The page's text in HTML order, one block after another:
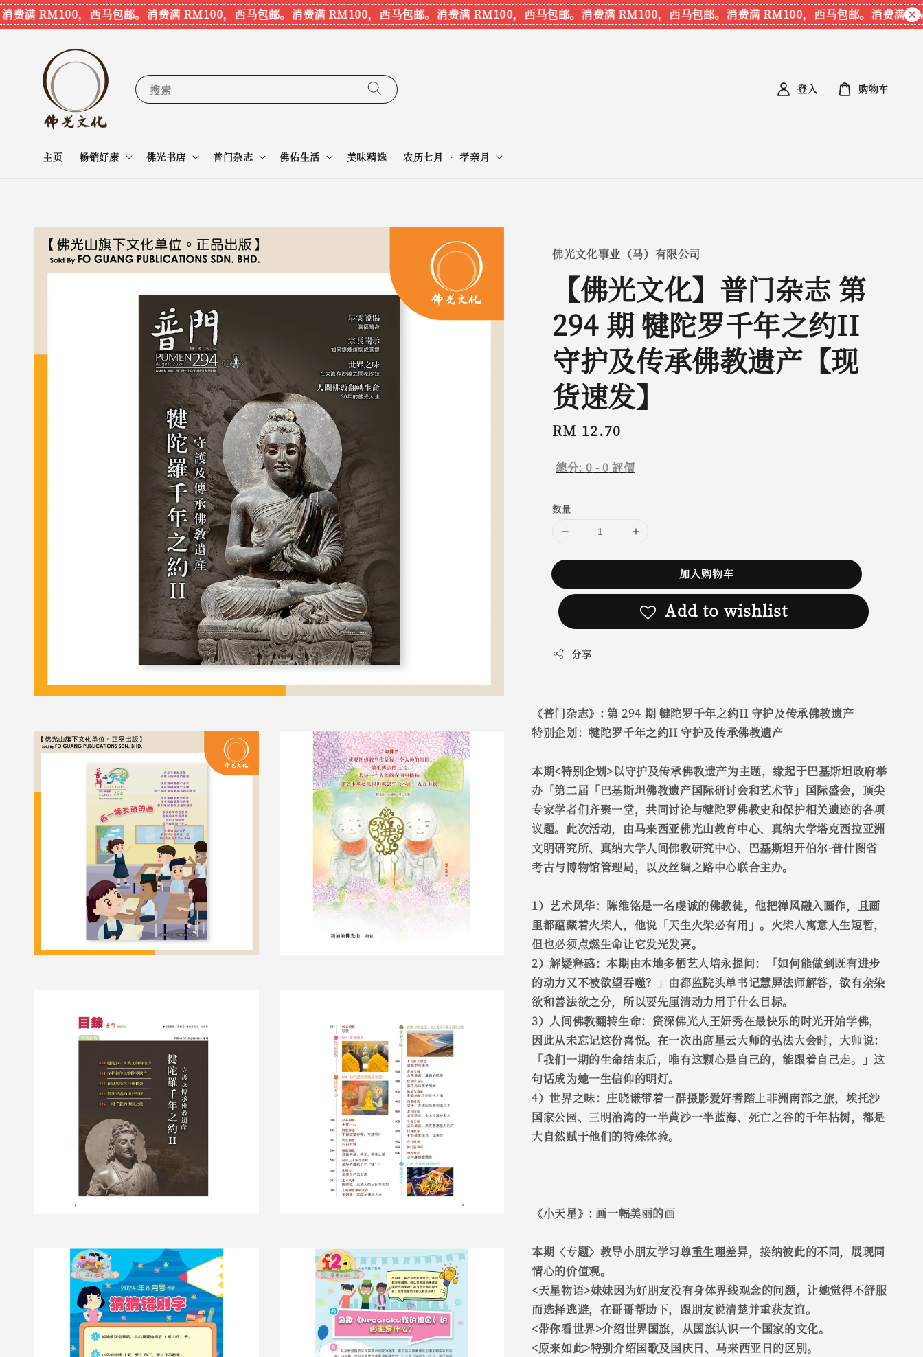
满 RM100，西马包邮。消费满 RM100，西马包邮。消费满 RM100，西马包邮。消费满 RM100，西马包邮。消费满 RM100，西马包邮。消费满 RM100，西马包邮。消费满
搜索
主页 畅销好康 佛光书店 普门杂志 佛佑生活 美味精选 农历七月 • 孝亲月
登入 购物车
佛光文化事业（马）有限公司
【佛光文化】普门杂志 第
294 期 犍陀罗千年之约II
守护及传承佛教遗产【现
货速发】
Regular
RM 12.70
總分: 0 -0 評價
数量
加入购物车
Add to wishlist
分享
《普门杂志》: 第 294 期 犍陀罗千年之约II 守护及传承佛教遗产
特别企划：犍陀罗千年之约II 守护及传承佛教遗产
本期<特别企划>以守护及传承佛教遗产为主题，缘起于巴基斯坦政府举
办「第二届「巴基斯坦佛教遗产国际研讨会和艺术节」国际盛会，顶尖
专家学者们齐聚一堂，共同讨论与犍陀罗佛教史和保护相关遗迹的各项
议题。此次活动，由马来西亚佛光山教育中心、真纳大学塔克西拉亚洲
文明研究所、真纳大学人间佛教研究中心、巴基斯坦开伯尔-普什图省
考古与博物馆管理局，以及丝绸之路中心联合主办。
1）艺术风华：陈维铭是一名虔诚的佛教徒，他把禅风融入画作，且画
里都蕴藏着火柴人，他说「天生火柴必有用」。火柴人寓意人生短暂，
但也必须点燃生命让它发光发亮。
2）解疑释惑：本期由本地多栖艺人培永提问：「如何能做到既有进步
的动力又不被欲望吞噬？」由都监院头单书记慧屏法师解答，欲有杂染
欲和善法欲之分，所以要先厘清动力用于什么目标。
3）人间佛教翻转生命：资深佛光人王妍秀在最快乐的时光开始学佛，
因此从未忘记这份喜悦。在一次出席星云大师的弘法大会时，大师说：
「我们一期的生命结束后，唯有这颗心是自己的，能跟着自己走。」这
句话成为她一生信仰的明灯。
4）世界之味：庄晓谦带着一群摄影爱好者踏上非洲南部之旅，埃托沙
国家公园、三明治湾的一半黄沙一半蓝海、死亡之谷的千年枯树，都是
大自然赋于他们的特殊体验。
《小天星》: 画一幅美丽的画
本期〈专题〉教导小朋友学习尊重生理差异，接纳彼此的不同，展现同
情心的价值观。
<天星物语>妹妹因为好朋友没有身体界线观念的问题，让她觉得不舒服
而选择逃避，在哥哥帮助下，跟朋友说清楚并重获友谊。
<带你看世界>介绍世界国旗，从国旗认识一个国家的文化。
<原来如此>特别介绍国歌及国庆日、马来西亚日的区别。